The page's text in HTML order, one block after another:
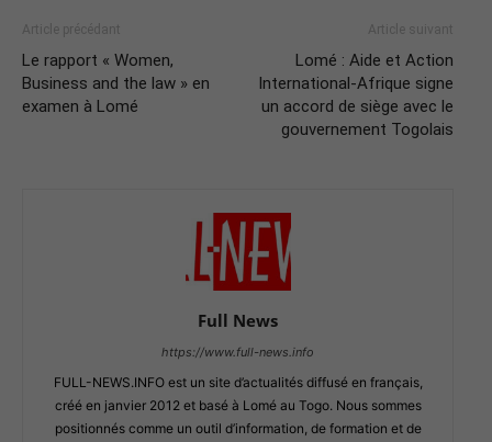
Article précédant
Le rapport « Women,
Business and the law » en
examen à Lomé
Article suivant
Lomé : Aide et Action
International-Afrique signe
un accord de siège avec le
gouvernement Togolais
Full News
https://www.full-news.info
FULL-NEWS.INFO est un site d’actualités diffusé en français,
créé en janvier 2012 et basé à Lomé au Togo. Nous sommes
positionnés comme un outil d’information, de formation et de